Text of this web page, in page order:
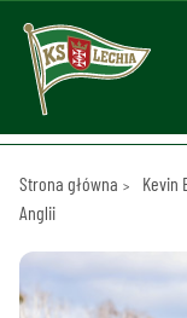
Strona główna
Kevin
Anglii